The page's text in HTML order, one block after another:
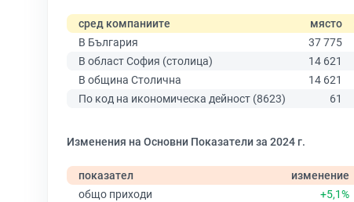
сред компаниите място
В България
37 775
В област София (столица)
14 621
В община Столична
14 621
По код на икономическа дейност (8623)
61
Изменения на Основни Показатели за 2024 г.
показател
изменение
общо приходи
+5,1%